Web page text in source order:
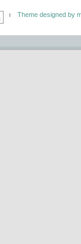
Theme designed by